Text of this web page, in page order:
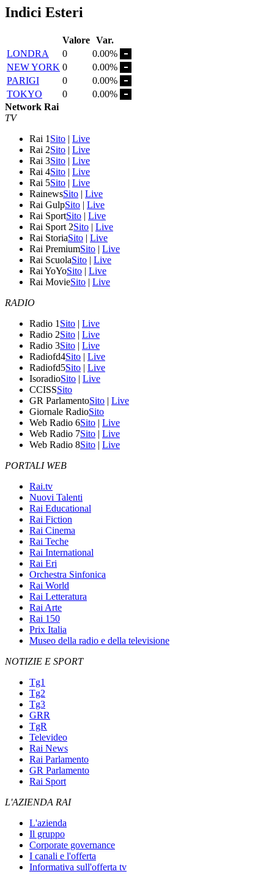
Indici Esteri
Valore Var.
LONDRA
0
0.00%
NEW YORK 0
0.00%
PARIGI
0
0.00%
TOKYO
0
0.00%
Network Rai
TV
Rai 1 Sito | Live
Rai 2Sito | Live
Rai 3Sito | Live
Rai 4Sito | Live
Rai 5Sito | Live
RainewsSito | Live
Rai GulpSito | Live
Rai SportSito | Live
Rai Sport 2Sito | Live
Rai StoriaSito | Live
Rai PremiumSito | Live
Rai ScuolaSito | Live
Rai YoYoSito | Live
Rai MovieSito | Live
RADIO
Radio 1 Sito | Live
Radio 2Sito | Live
Radio 3Sito | Live
Radiofd4Sito | Live
Radiofd5Sito | Live
IsoradioSito | Live
CCISSSito
GR ParlamentoSito | Live
Giornale RadioSito
Web Radio 6Sito | Live
Web Radio 7Sito | Live
Web Radio 8Sito | Live
PORTALI WEB
Rai.tv
Nuovi Talenti
Rai Educational
Rai Fiction
Rai Cinema
Rai Teche
Rai International
Rai Eri
Orchestra Sinfonica
Rai World
Rai Letteratura
Rai Arte
Rai 150
Prix Italia
Museo della radio e della televisione
NOTIZIE E SPORT
Tg1
Tg2
Tg3
GRR
TgR
Televideo
Rai News
Rai Parlamento
GR Parlamento
Rai Sport
L'AZIENDA RAI
L'azienda
Il gruppo
Corporate governance
I canali e l'offerta
Informativa sull'offerta tv